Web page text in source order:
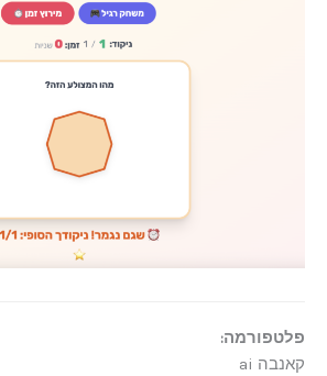
פלטפורמה:
קאנבה ai